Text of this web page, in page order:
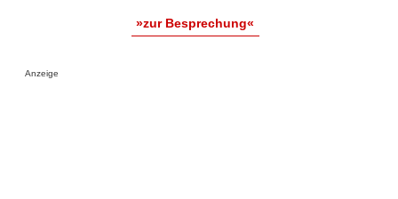
»zur Besprechung«
Anzeige